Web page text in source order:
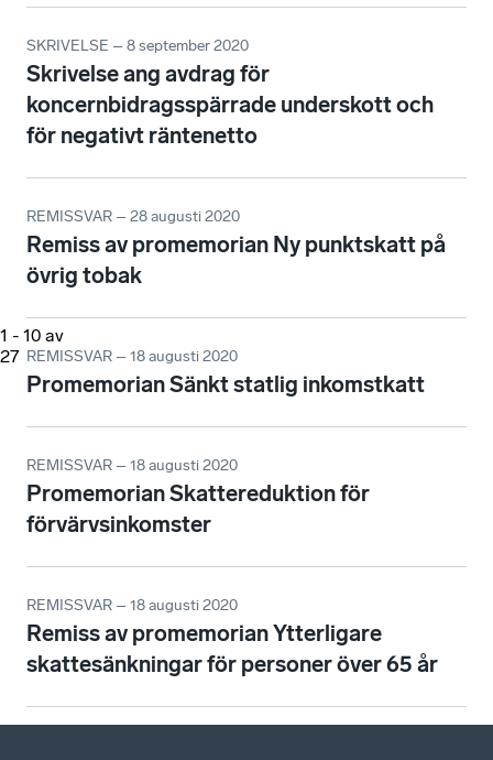
1 - 10 av
27
SKRIVELSE – 8 september 2020
Skrivelse ang avdrag för
koncernbidragsspärrade underskott och
för negativt räntenetto
REMISSVAR – 28 augusti 2020
Remiss av promemorian Ny punktskatt på
övrig tobak
REMISSVAR – 18 augusti 2020
Promemorian Sänkt statlig inkomstkatt
REMISSVAR – 18 augusti 2020
Promemorian Skattereduktion för
förvärvsinkomster
REMISSVAR – 18 augusti 2020
Remiss av promemorian Ytterligare
skattesänkningar för personer över 65 år